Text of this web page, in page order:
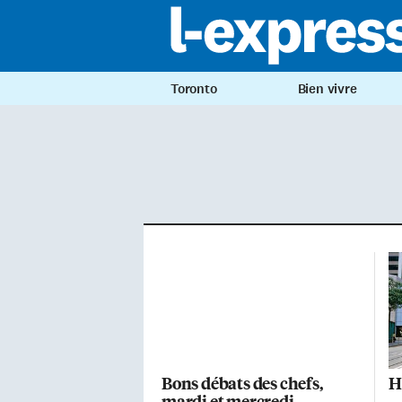
Toronto Bien vivre
Bons débats des chefs,